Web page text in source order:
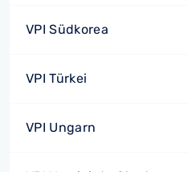
VPI Südkorea
VPI Türkei
VPI Ungarn